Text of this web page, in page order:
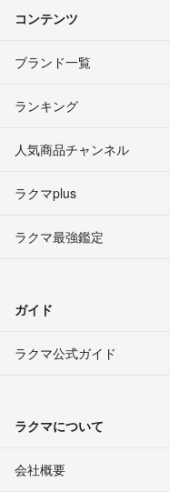
コンテンツ
ブランド一覧
ランキング
人気商品チャンネル
ラクマplus
ラクマ最強鑑定
ガイド
ラクマ公式ガイド
ラクマについて
会社概要